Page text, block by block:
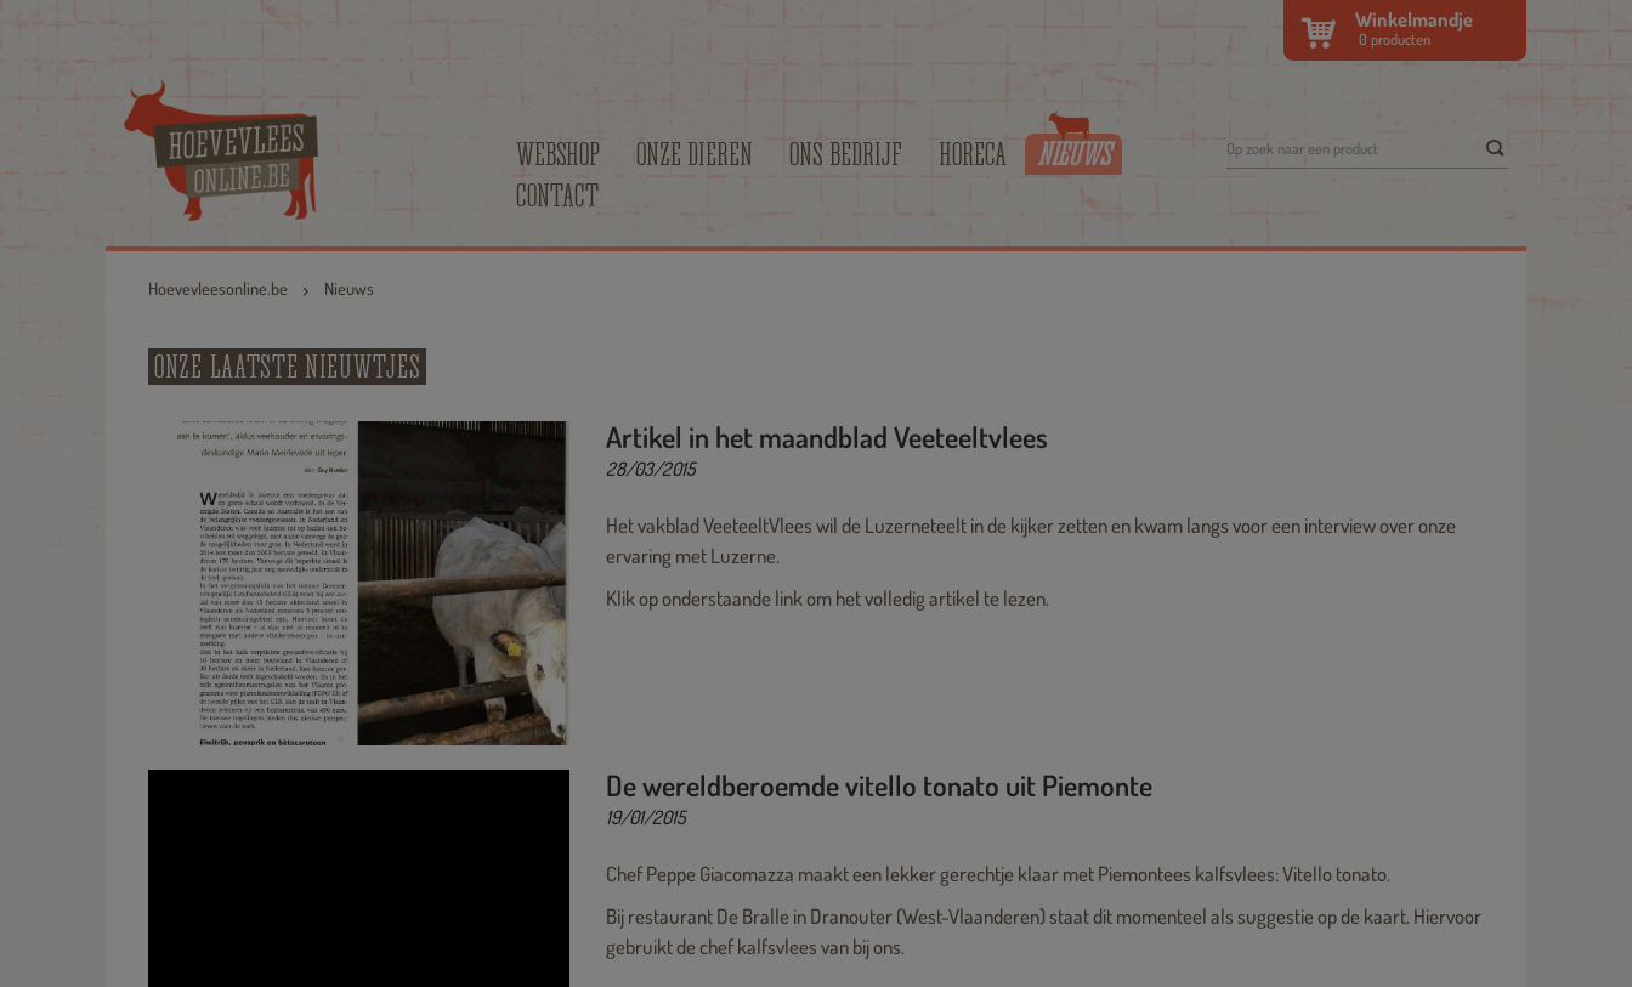
Winkelmandje
0 producten
WEBSHOP ONZE DIEREN ONS BEDRIJF HORECA
NIEUWS
CONTACT
Hoevevleesonline.be Nieuws
ONZE LAATSTE NIEUWTJES
Artikel in het maandblad Veeteeltvlees
28/03/2015
Het vakblad VeeteeltVlees wil de Luzerneteelt in de kijker zetten en kwam langs voor een interview over onze
ervaring met Luzerne.
Klik op onderstaande link om het volledig artikel te lezen.
De wereldberoemde vitello tonato uit Piemonte
19/01/2015
Chef Peppe Giacomazza maakt een lekker gerechtje klaar met Piemontees kalfsvlees: Vitello tonato.
Bij restaurant De Bralle in Dranouter (West-Vlaanderen) staat dit momenteel als suggestie op de kaart. Hiervoor
gebruikt de chef kalfsvlees van bij ons.